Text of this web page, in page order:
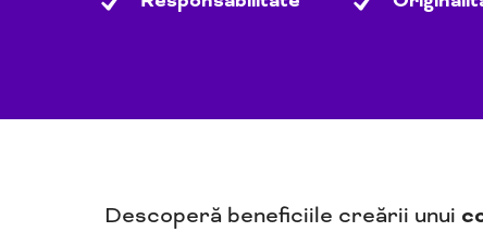
Descoperă beneficiile creării unui